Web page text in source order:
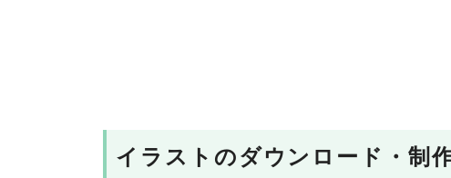
イラストのダウンロード・制